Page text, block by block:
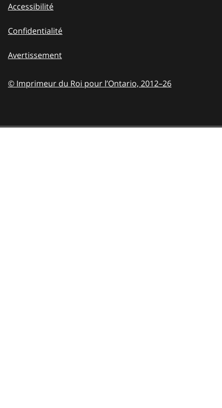
Accessibilité
Confidentialité
Avertissement
© Imprimeur du Roi pour l’Ontario, 2012–26